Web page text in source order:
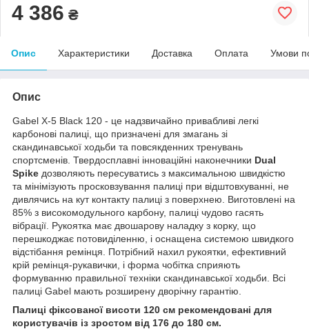
4 386 ₴
Опис Характеристики Доставка Оплата Умови
Опис
Gabel X-5 Black 120 - це надзвичайно привабливі легкі
карбонові палиці, що призначені для змагань зі
скандинавської ходьби та повсякденних тренувань
спортсменів. Твердосплавні інноваційні наконечники Dual
Spike дозволяють пересуватись з максимальною швидкістю
та мінімізують просковзування палиці при відштовхуванні, не
дивлячись на кут контакту палиці з поверхнею. Виготовлені на
85% з високомодульного карбону, палиці чудово гасять
вібрації. Рукоятка має двошарову наладку з корку, що
перешкоджає потовиділенню, і оснащена системою швидкого
відстібання ремінця. Потрібний нахил рукоятки, ефективний
крій ремінця-рукавички, і форма чобітка сприяють
формуванню правильної техніки скандинавської ходьби. Всі
палиці Gabel мають розширену дворічну гарантію.
Палиці фіксованої висоти 120 см рекомендовані для
користувачів із зростом від 176 до 180 см.